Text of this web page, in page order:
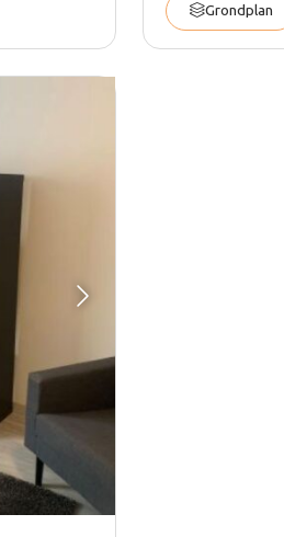
Grondplan